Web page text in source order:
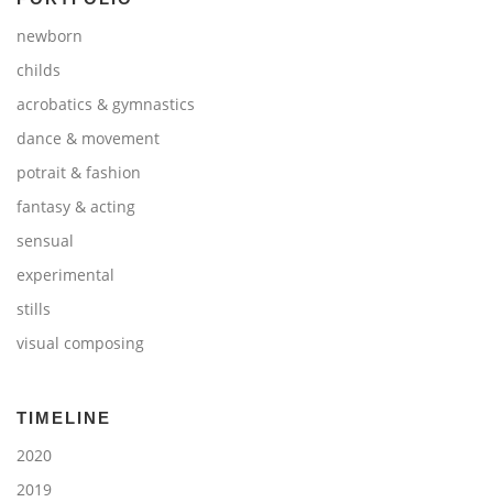
newborn
childs
acrobatics & gymnastics
dance & movement
potrait & fashion
fantasy & acting
sensual
experimental
stills
visual composing
TIMELINE
2020
2019